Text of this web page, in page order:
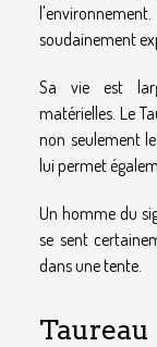
soudainement
Sa vie est
matérielles. Le
non seulement
lui permet
Un homme du
se sent
dans une tente.